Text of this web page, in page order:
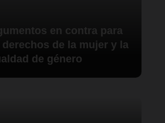
en contra para
de la mujer y la
de género